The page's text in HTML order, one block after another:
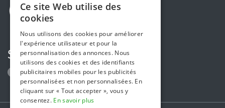
Suivez-nous
Ce site Web utilise des
cookies
Nous utilisons des cookies pour améliorer
l'expérience utilisateur et pour la
personnalisation des annonces. Nous
utilisons des cookies et des identifiants
publicitaires mobiles pour les publicités
personnalisées et non personnalisées. En
cliquant sur « Tout accepter », vous y
consentez. En savoir plus